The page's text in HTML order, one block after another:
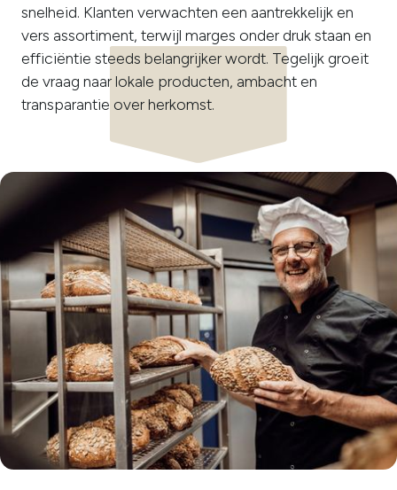
snelheid. Klanten verwachten een aantrekkelijk en
vers assortiment, terwijl marges onder druk staan en
efficiëntie steeds belangrijker wordt. Tegelijk groeit
de vraag naar lokale producten, ambacht en
transparantie over herkomst.